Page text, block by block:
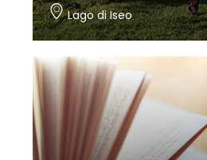
Lago di Iseo